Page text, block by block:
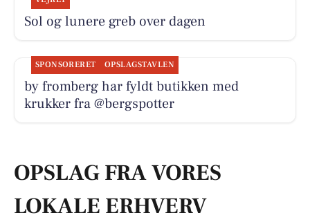
Sol og lunere greb over dagen
SPONSORERET OPSLAGSTAVLEN
by fromberg har fyldt butikken med
krukker fra @bergspotter
OPSLAG FRA VORES
LOKALE ERHVERV